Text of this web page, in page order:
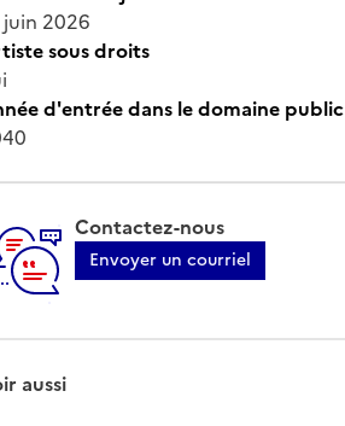
juin 2026
sous droits
d'entrée dans le domaine public
Contactez-nous
Envoyer un courriel
aussi